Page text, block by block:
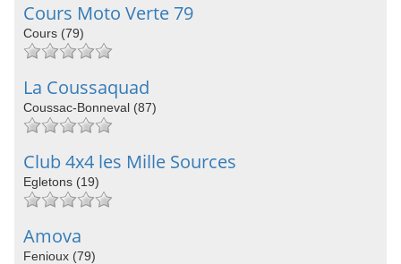
Cours Moto Verte 79
Cours (79)
La Coussaquad
Coussac-Bonneval (87)
Club 4x4 les Mille Sources
Egletons (19)
Amova
Fenioux (79)